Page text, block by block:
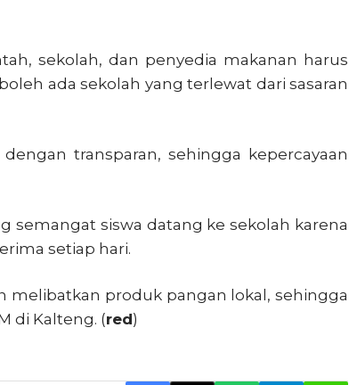
sekolah, dan penyedia makanan harus
ada sekolah yang terlewat dari sasaran
transparan, sehingga kepercayaan
siswa datang ke sekolah karena
setiap hari.
melibatkan produk pangan lokal, sehingga
di Kalteng. (red)